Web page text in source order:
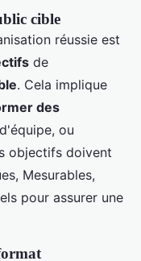
cible
réussie est
de
. Cela implique
des
ou
objectifs doivent
Mesurables,
pour assurer une